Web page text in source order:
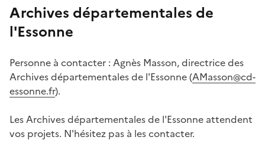
Archives départementales de
l'Essonne
Personne à contacter : Agnès Masson, directrice des
Archives départementales de l'Essonne (AMasson@cd-
essonne.fr).
Les Archives départementales de l'Essonne attendent
vos projets. N'hésitez pas à les contacter.